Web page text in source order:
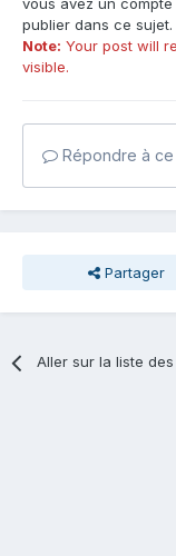
vous avez un compte
publier dans ce sujet.
Note: Your post will
visible.
Répondre à
Partager
Aller sur la liste